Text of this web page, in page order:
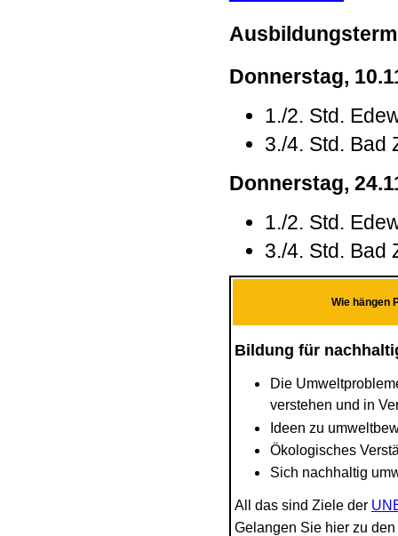
Donnerstag,
1./2. Std.
3./4. Std. Bad
Donnerstag,
1./2. Std.
3./4. Std. Bad
Wie hängen
Bildung für
Die
verstehen und in
Ideen zu
Ökologisches
Sich nachhaltig
All das sind Ziele der
Gelangen Sie hier zu den